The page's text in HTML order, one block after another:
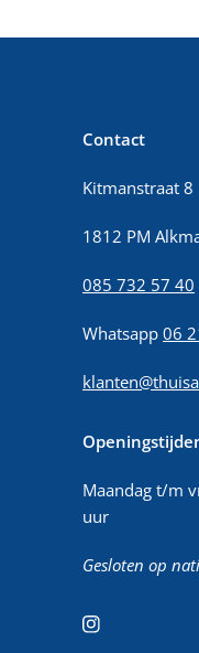
Contact
Kitmanstraat 8
1812 PM
085 732 57 40
Whatsapp06
Maandag t/m
uur
Gesloten op